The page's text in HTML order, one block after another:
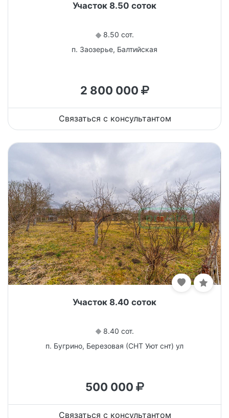
Участок 8.50 соток
8.50 сот.
п. Заозерье, Балтийская
2 800 000
Связаться с консультантом
Участок 8.40 соток
8.40 сот.
п. Бугрино, Березовая (СНТ Уют снт) ул
500 000
Связаться с консультантом